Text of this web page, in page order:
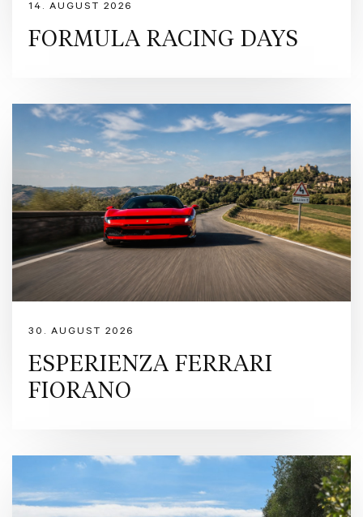
14. AUGUST 2026
FORMULA RACING DAYS
30. AUGUST 2026
ESPERIENZA FERRARI
FIORANO